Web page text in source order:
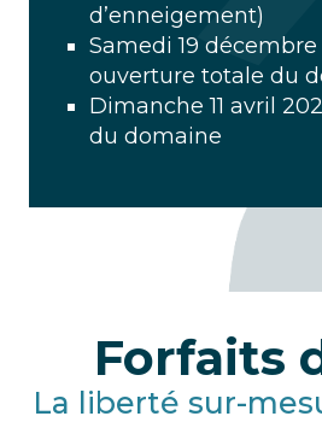
d’enneigement)
Samedi 19 décembre
ouverture totale du
Dimanche 11 avril
du domaine
Forfaits
La liberté sur-